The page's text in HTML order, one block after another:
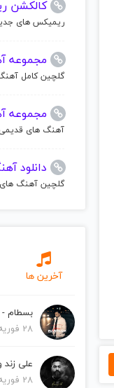
کالکشن
ریمیکس های
مجموعه
گلچین کامل
مجموعه
آهنگ های قدیمی
دانلود
گلچین آهنگ
آخرین ها
بسطام -
28 فوریه 2026
علی
28 فوریه 2026